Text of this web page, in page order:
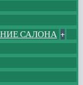
САЛОНА +